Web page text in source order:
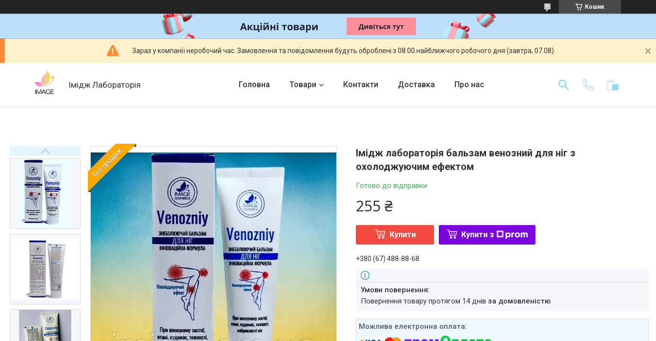
Кошик
Зараз у компанії неробочий час. Замовлення та повідомлення будуть оброблені з 08:00 найближчого робочого дня (завтра, 07.08).
Імідж Лабораторія Головна Товари Контакти Доставка Про нас
Топ продаж
Iмідж лабораторія бальзам венозний для ніг з
охолоджуючим ефектом
Готово до відправки
255 ₴
Купити Купити з
+380 (67) 488-88-68
повернення товару протягом 14 днівза домовленістю